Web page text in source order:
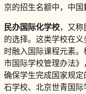
京的招生名额中，中国
民办国际化学校，又
的选择。这类学校在
时融入国际课程元素
市国际学校管理办法
确保学生完成国家规
石学校、北京世青国